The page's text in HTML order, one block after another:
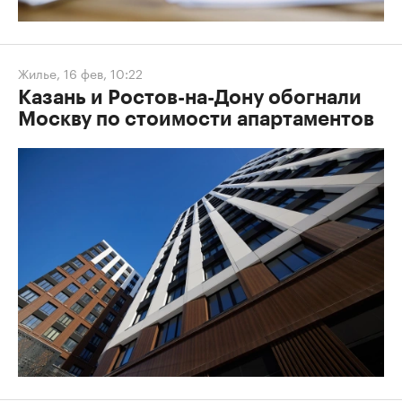
Жилье, 16 фев, 10:22
Казань и Ростов-на-Дону обогнали
Москву по стоимости апартаментов